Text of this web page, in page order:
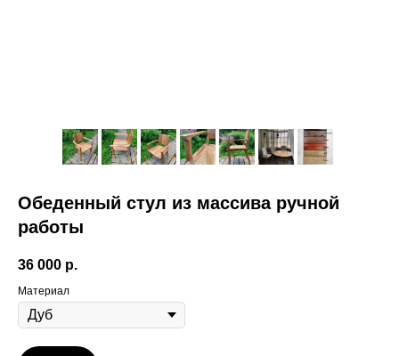
Обеденный стул из массива ручной
работы
36 000 р.
Материал